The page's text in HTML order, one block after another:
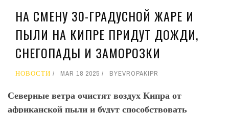
НА СМЕНУ 30-ГРАДУСНОЙ ЖАРЕ И
ПЫЛИ НА КИПРЕ ПРИДУТ ДОЖДИ,
СНЕГОПАДЫ И ЗАМОРОЗКИ
НОВОСТИ MAR 18 2025 BYEVROPAKIPR
Северные ветра очистят воздух Кипра от
африканской пыли и будут способствовать